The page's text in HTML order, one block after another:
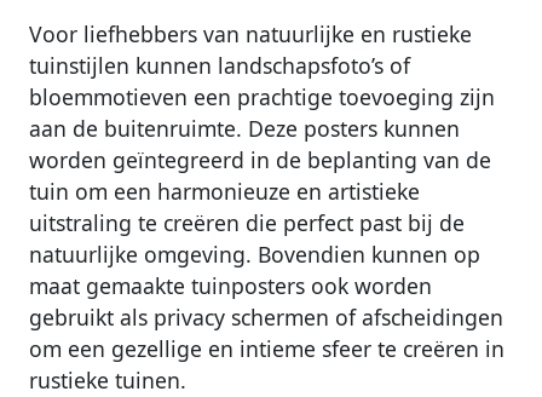
Voor liefhebbers van natuurlijke en rustieke
tuinstijlen kunnen landschapsfoto’s of
bloemmotieven een prachtige toevoeging zijn
aan de buitenruimte. Deze posters kunnen
worden geïntegreerd in de beplanting van de
tuin om een harmonieuze en artistieke
uitstraling te creëren die perfect past bij de
natuurlijke omgeving. Bovendien kunnen op
maat gemaakte tuinposters ook worden
gebruikt als privacy schermen of afscheidingen
om een gezellige en intieme sfeer te creëren in
rustieke tuinen.